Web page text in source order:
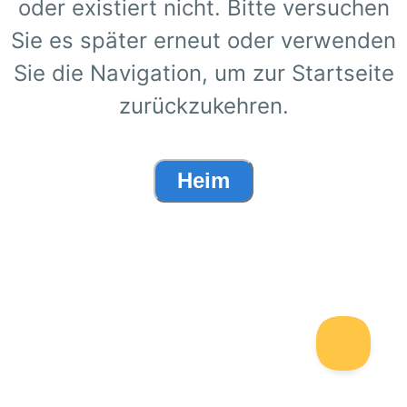
oder existiert nicht. Bitte versuchen
Sie es später erneut oder verwenden
Sie die Navigation, um zur Startseite
zurückzukehren.
Heim